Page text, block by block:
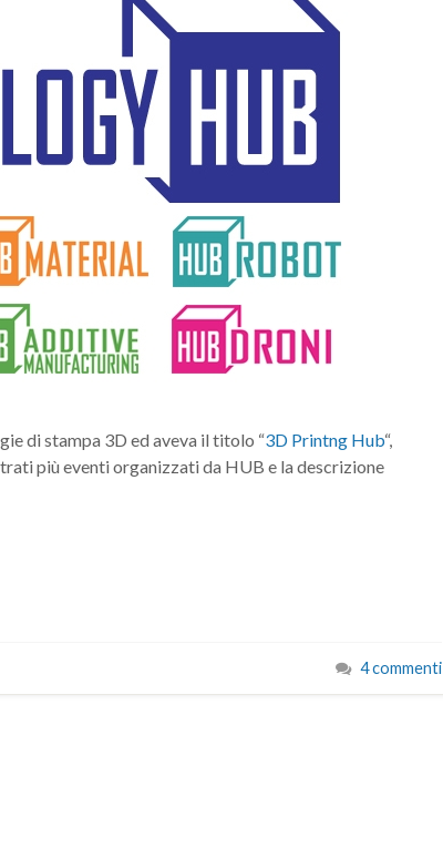
di stampa 3D ed aveva il titolo “3D Printng Hub“,
più eventi organizzati da HUB e la descrizione
4 commenti